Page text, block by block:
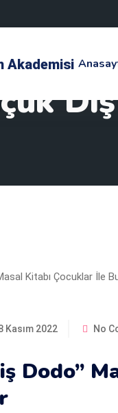
Kasım 2022 No
Dodo”